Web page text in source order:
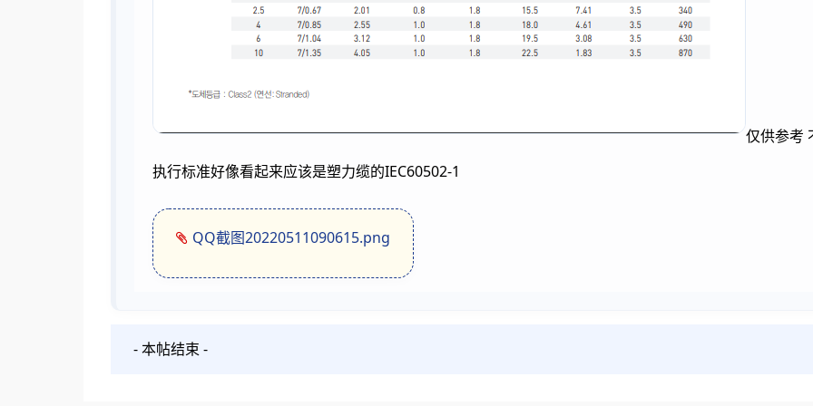
仅供参考
执行标准好像看起来应该是塑力缆的IEC60502-1
QQ截图20220511090615.png
- 本帖结束 -